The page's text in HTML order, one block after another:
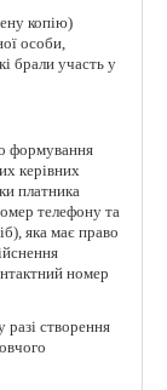
копію)
особи,
брали участь у
формування
керівних
платника
телефону та
яка має право
номер
створення